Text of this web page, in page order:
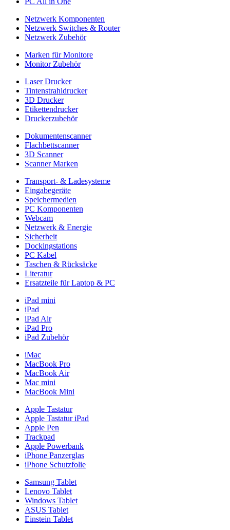
Netzwerk Komponenten
Netzwerk Switches & Router
Netzwerk Zubehör
Marken für Monitore
Monitor Zubehör
Laser Drucker
Tintenstrahldrucker
3D Drucker
Etikettendrucker
Druckerzubehör
Dokumentenscanner
Flachbettscanner
3D Scanner
Scanner Marken
Transport- & Ladesysteme
Eingabegeräte
Speichermedien
PC Komponenten
Webcam
Netzwerk & Energie
Sicherheit
Dockingstations
PC Kabel
Taschen & Rücksäcke
Literatur
Ersatzteile für Laptop & PC
iPad mini
iPad
iPad Air
iPad Pro
iPad Zubehör
iMac
MacBook Pro
MacBook Air
Mac mini
MacBook Mini
Apple Tastatur
Apple Tastatur iPad
Apple Pen
Trackpad
Apple Powerbank
iPhone Panzerglas
iPhone Schutzfolie
Samsung Tablet
Lenovo Tablet
Windows Tablet
ASUS Tablet
Einstein Tablet